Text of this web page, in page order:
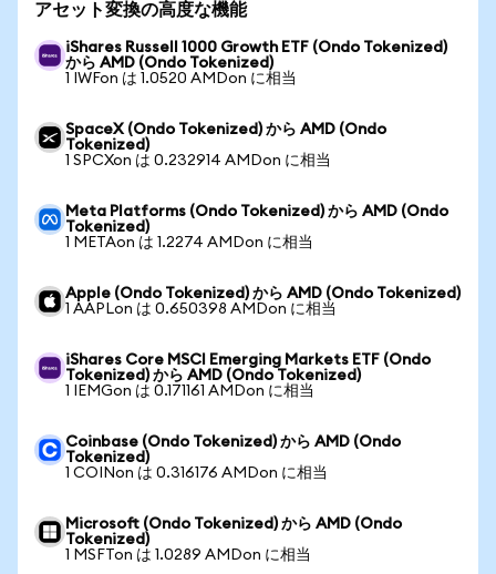
アセット変換の高度な機能
iShares Russell 1000 Growth ETF (Ondo Tokenized)
から AMD (Ondo Tokenized)
1 IWFon は 1.0520 AMDon に相当
SpaceX (Ondo Tokenized) から AMD (Ondo
Tokenized)
1 SPCXon は 0.232914 AMDon に相当
Meta Platforms (Ondo Tokenized) から AMD (Ondo
Tokenized)
1 METAon は 1.2274 AMDon に相当
Apple (Ondo Tokenized) から AMD (Ondo Tokenized)
1 AAPLon は 0.650398 AMDon に相当
iShares Core MSCI Emerging Markets ETF (Ondo
Tokenized) から AMD (Ondo Tokenized)
1 IEMGon は 0.171161 AMDon に相当
Coinbase (Ondo Tokenized) から AMD (Ondo
Tokenized)
1 COINon は 0.316176 AMDon に相当
Microsoft (Ondo Tokenized) から AMD (Ondo
Tokenized)
1 MSFTon は 1.0289 AMDon に相当